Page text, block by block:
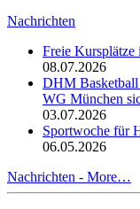
Nachrichten
Freie Kursplätze
08.07.2026
DHM
WG München
03.07.2026
Sportwoche für
06.05.2026
Nachrichten - More…